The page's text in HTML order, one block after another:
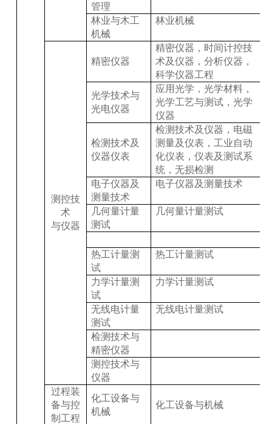
管理
林业与木工
机械
林业机械
测控技
术
与仪器
精密仪器
精密仪器，时间计控技
术及仪器，分析仪器，
科学仪器工程
光学技术与
光电仪器
应用光学，光学材料，
光学工艺与测试，光学
仪器
检测技术及
仪器仪表
检测技术及仪器，电磁
测量及仪表，工业自动
化仪表，仪表及测试系
统，无损检测
电子仪器及
测量技术
电子仪器及测量技术
几何量计量
测试
几何量计量测试
热工计量测
试
热工计量测试
力学计量测
试
力学计量测试
无线电计量
测试
无线电计量测试
检测技术与
精密仪器
测控技术与
仪器
过程装
备与控
制工程
化工设备与
机械
化工设备与机械